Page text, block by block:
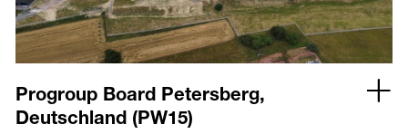
Progroup Board Petersberg,
Deutschland (PW15)